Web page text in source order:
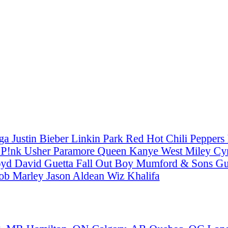
Justin BieberLinkin Park Red Hot Chili Peppers
P!nk UsherParamore Queen Kanye West Miley
David Guetta Fall Out Boy Mumford & Sons
Marley Jason Aldean Wiz Khalifa